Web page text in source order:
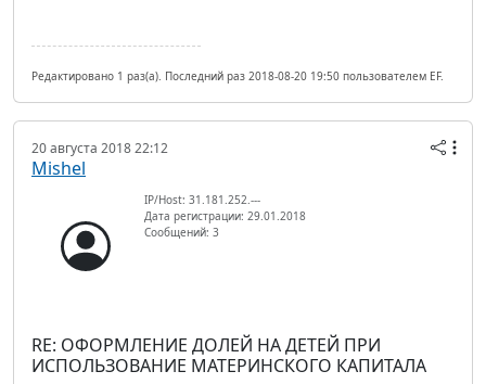
Редактировано 1 раз(а). Последний раз 2018-08-20 19:50 пользователем EF.
20 августа 2018 22:12
Mishel
IP/Host: 31.181.252.---
Дата регистрации: 29.01.2018
Сообщений: 3
RE: ОФОРМЛЕНИЕ ДОЛЕЙ НА ДЕТЕЙ ПРИ
ИСПОЛЬЗОВАНИЕ МАТЕРИНСКОГО КАПИТАЛА